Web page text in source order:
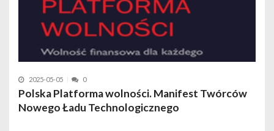
2025-05-05 0
Polska Platforma wolności. Manifest Twórców
Nowego Ładu Technologicznego